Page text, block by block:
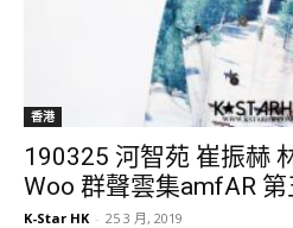
香港
190325 河智苑 崔振赫
Woo 群聲雲集amfAR
K-Star HK - 25 3 月, 2019